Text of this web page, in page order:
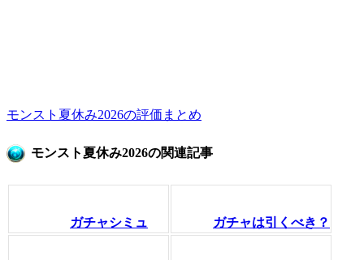
モンスト夏休み2026の評価まとめ
モンスト夏休み2026の関連記事
ガチャシミュ ガチャは引くべき？